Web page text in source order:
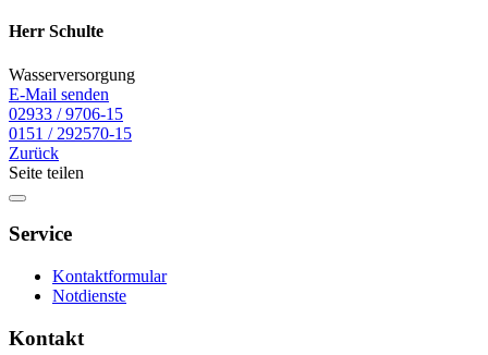
Herr Schulte
Wasserversorgung
E-Mail senden
02933 / 9706-15
0151 / 292570-15
Zurück
Seite teilen
Service
Kontaktformular
Notdienste
Kontakt